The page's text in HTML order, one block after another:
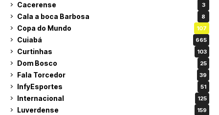
Cacerense 3
Cala a boca Barbosa 8
Copa do Mundo 107
Cuiabá 665
Curtinhas 103
Dom Bosco 25
Fala Torcedor 39
InfyEsportes 51
Internacional 125
Luverdense 159